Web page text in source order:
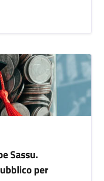
Sassu.
per